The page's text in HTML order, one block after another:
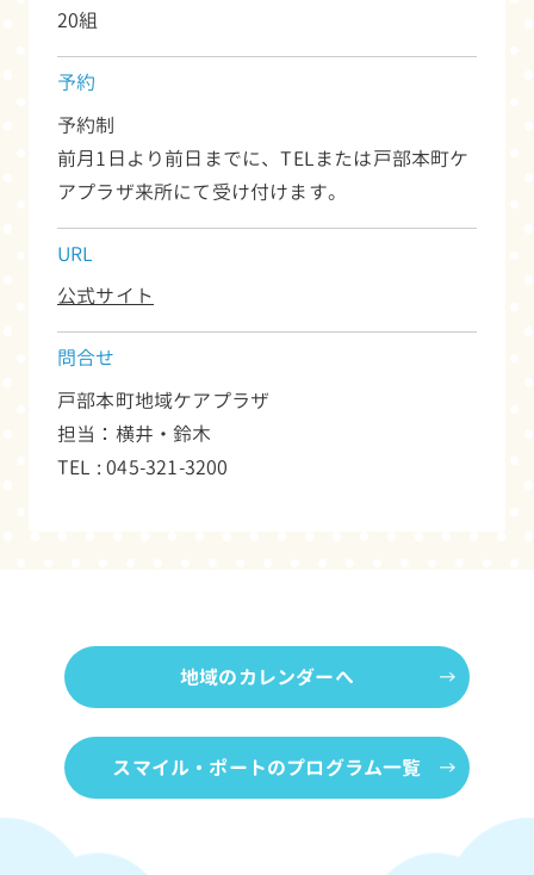
20組
予約
予約制
前月1日より前日までに、TELまたは戸部本町ケ
アプラザ来所にて受け付けます。
URL
公式サイト
問合せ
戸部本町地域ケアプラザ
担当：横井・鈴木
TEL : 045-321-3200
地域のカレンダーへ
スマイル・ポートのプログラム一覧